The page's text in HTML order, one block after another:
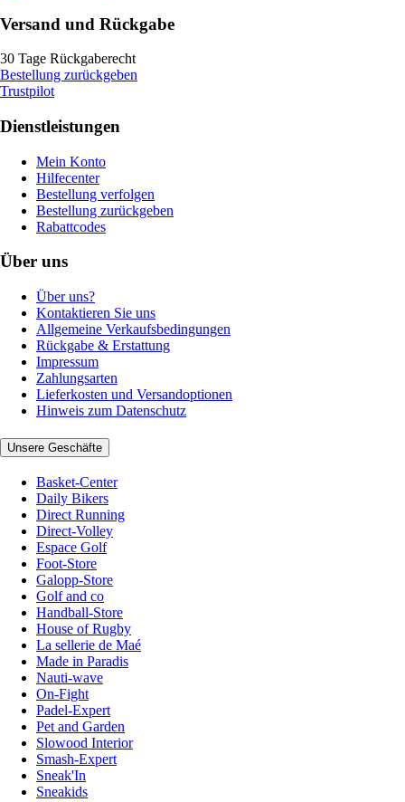
Versand und Rückgabe
30 Tage Rückgaberecht
Bestellung zurückgeben
Trustpilot
Dienstleistungen
Mein Konto
Hilfecenter
Bestellung verfolgen
Bestellung zurückgeben
Rabattcodes
Über uns
Über uns?
Kontaktieren Sie uns
Allgemeine Verkaufsbedingungen
Rückgabe & Erstattung
Impressum
Zahlungsarten
Lieferkosten und Versandoptionen
Hinweis zum Datenschutz
Unsere Geschäfte
Basket-Center
Daily Bikers
Direct Running
Direct-Volley
Espace Golf
Foot-Store
Galopp-Store
Golf and co
Handball-Store
House of Rugby
La sellerie de Maé
Made in Paradis
Nauti-wave
On-Fight
Padel-Expert
Pet and Garden
Slowood Interior
Smash-Expert
Sneak'In
Sneakids